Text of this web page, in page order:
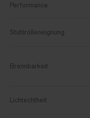
Performance
Stuhlrolleneignung
Brennbarkeit
Lichtechtheit